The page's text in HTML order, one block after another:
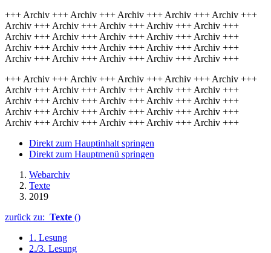
+++ Archiv +++ Archiv +++ Archiv +++ Archiv +++ Archiv +++
Archiv +++ Archiv +++ Archiv +++ Archiv +++ Archiv +++
Archiv +++ Archiv +++ Archiv +++ Archiv +++ Archiv +++
Archiv +++ Archiv +++ Archiv +++ Archiv +++ Archiv +++
Archiv +++ Archiv +++ Archiv +++ Archiv +++ Archiv +++
+++ Archiv +++ Archiv +++ Archiv +++ Archiv +++ Archiv +++
Archiv +++ Archiv +++ Archiv +++ Archiv +++ Archiv +++
Archiv +++ Archiv +++ Archiv +++ Archiv +++ Archiv +++
Archiv +++ Archiv +++ Archiv +++ Archiv +++ Archiv +++
Archiv +++ Archiv +++ Archiv +++ Archiv +++ Archiv +++
Direkt zum Hauptinhalt springen
Direkt zum Hauptmenü springen
Webarchiv
Texte
2019
zurück zu: Texte ()
1. Lesung
2./3. Lesung